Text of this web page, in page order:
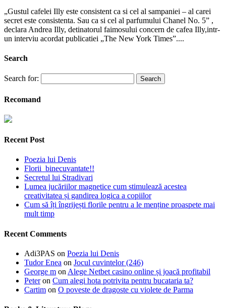
„Gustul cafelei Illy este consistent ca si cel al sampaniei – al carei
secret este consistenta. Sau ca si cel al parfumului Chanel No. 5” ,
declara Andrea Illy, detinatorul faimosului concern de cafea Illy,intr-
un interviu acordat publicatiei „The New York Times”....
Search
Search for:
Recomand
Recent Post
Poezia lui Denis
Florii binecuvantate!!
Secretul lui Stradivari
Lumea jucăriilor magnetice cum stimulează acestea
creativitatea și gandirea logica a copiilor
Cum să îți îngrijești florile pentru a le menține proaspete mai
mult timp
Recent Comments
Adi3PAS on Poezia lui Denis
Tudor Enea on Jocul cuvintelor (246)
George m on Alege Netbet casino online și joacă profitabil
Peteron Cum alegi hota potrivita pentru bucataria ta?
Cartim on O poveste de dragoste cu violete de Parma